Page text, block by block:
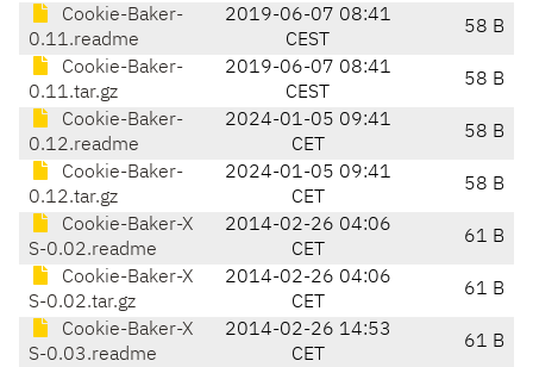
Cookie-Baker-
0.11.readme
2019-06-07 08:41
CEST
58 B
Cookie-Baker-
0.11.tar.gz
2019-06-07 08:41
CEST
58 B
Cookie-Baker-
0.12.readme
2024-01-05 09:41
CET
58 B
Cookie-Baker-
0.12.tar.gz
2024-01-05 09:41
CET
58 B
Cookie-Baker-X
S-0.02.readme
2014-02-26 04:06
CET
61 B
Cookie-Baker-X
S-0.02.tar.gz
2014-02-26 04:06
CET
61 B
Cookie-Baker-X
S-0.03.readme
2014-02-26 14:53
CET
61 B